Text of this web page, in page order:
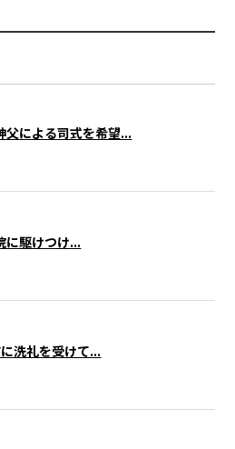
父による司式を希望...
に駆けつけ...
洗礼を受けて...